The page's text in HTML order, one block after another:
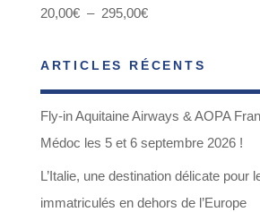
20,00€ – 295,00€Plage
prix :
20,00€
à
295,00€
ARTICLES RÉCENTS
Fly-in Aquitaine Airways & AOPA
Médoc les 5 et 6 septembre 2026 !
L’Italie, une destination délicate pour
immatriculés en dehors de l’Europe